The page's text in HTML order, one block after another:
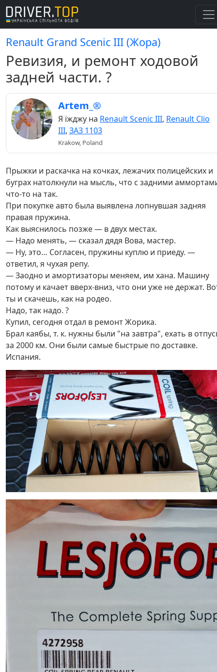
Renault Grand Scenic III (Жора)
Ревизия, и ремонт ходовой
задней части. ?
Artem_®
Я їжджу на Renault Scenic III, Renault Clio
III, ЗАЗ 1103
Krakow, Poland
Прыжки и раскачка на кочках, лежачих полицейских и
буграх натолкнули на мысль, что с задними
что-то на так.
При покупке авто была выявлена лопнувшая задняя
правая пружина.
Как выяснилось позже — в двух местах.
— Надо менять, — сказал дядя Вова, мастер.
— Ну, это… Согласен, пружины куплю и приеду. —
ответил, я чухая репу.
— Заодно и амортизаторы меняем, им хана. Машину
потому и качает вверх-вниз, что они уже не держат.
ты и скачешь, как на родео.
Надо, так надо. ?
Купил, сегодня отдал в ремонт Жорика.
Брал каябы, т. к. нужны были "на завтра", ехать в
за 2000 км. Они были самые быстрые по доставке.
Испания.